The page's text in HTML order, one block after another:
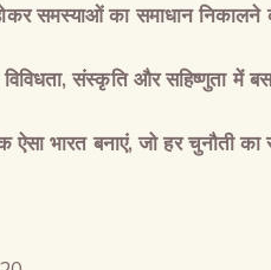
समस्याओं का समाधान निकालने
विविधता,संस्कृति और सहिष्णुता में
ऐसा भारत बनाएं,जो हर चुनौती का